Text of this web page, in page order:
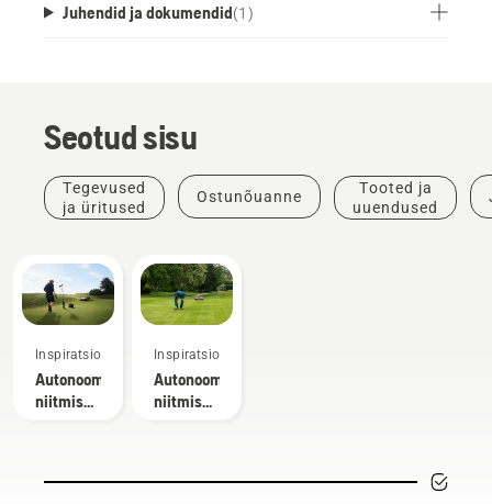
Juhendid ja dokumendid(1 )
Seotud sisu
Tegevused
ja üritused
Ostunõuanne
Tooted ja
uuendused
Inspiratsioon
Autonoomse
niitmise
Inspiratsioon
Autonoomse
niitmise